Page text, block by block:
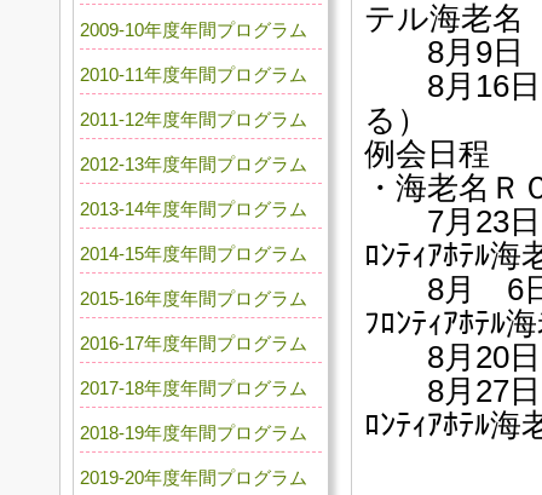
テル海老名
8月9日
8月16日
る）
例会日程
・海老名Ｒ
7月23日
ﾛﾝﾃｨｱﾎﾃﾙ海
8月 6日
ﾌﾛﾝﾃｨｱﾎﾃﾙ
8月20日
8月27日
ﾛﾝﾃｨｱﾎﾃﾙ海
2009-10年度年間プログラム
2010-11年度年間プログラム
2011-12年度年間プログラム
2012-13年度年間プログラム
2013-14年度年間プログラム
2014-15年度年間プログラム
2015-16年度年間プログラム
2016-17年度年間プログラム
2017-18年度年間プログラム
2018-19年度年間プログラム
2019-20年度年間プログラム